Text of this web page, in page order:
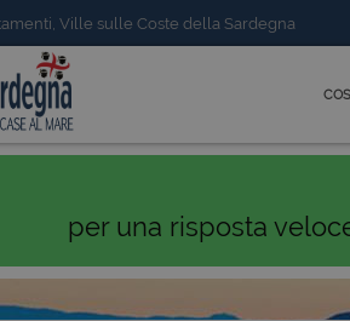
Ville sulle Coste della Sardegna
per una risposta